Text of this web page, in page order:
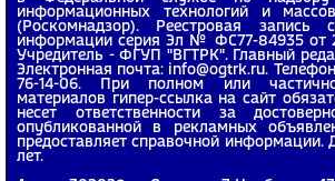
информационных технологий и
(Роскомнадзор). Реестровая запись
информации серия Эл № ФС77-84935 от
Учредитель - ФГУП "ВГТРК". Главный
Электронная почта: info@ogtrk.ru.
76-14-06. При полном или
материалов гипер-ссылка на сайт
несет ответственности за
опубликованной в рекламных
предоставляет справочной информации.
лет.